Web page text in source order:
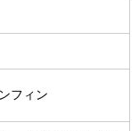
フィン